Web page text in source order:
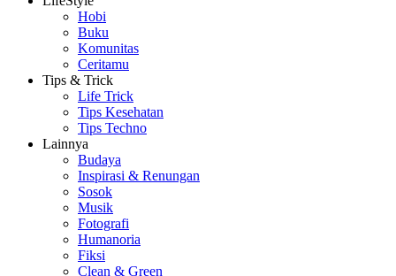
Hobi
Buku
Komunitas
Ceritamu
Tips & Trick
Life Trick
Tips Kesehatan
Tips Techno
Lainnya
Budaya
Inspirasi & Renungan
Sosok
Musik
Fotografi
Humanoria
Fiksi
Clean & Green